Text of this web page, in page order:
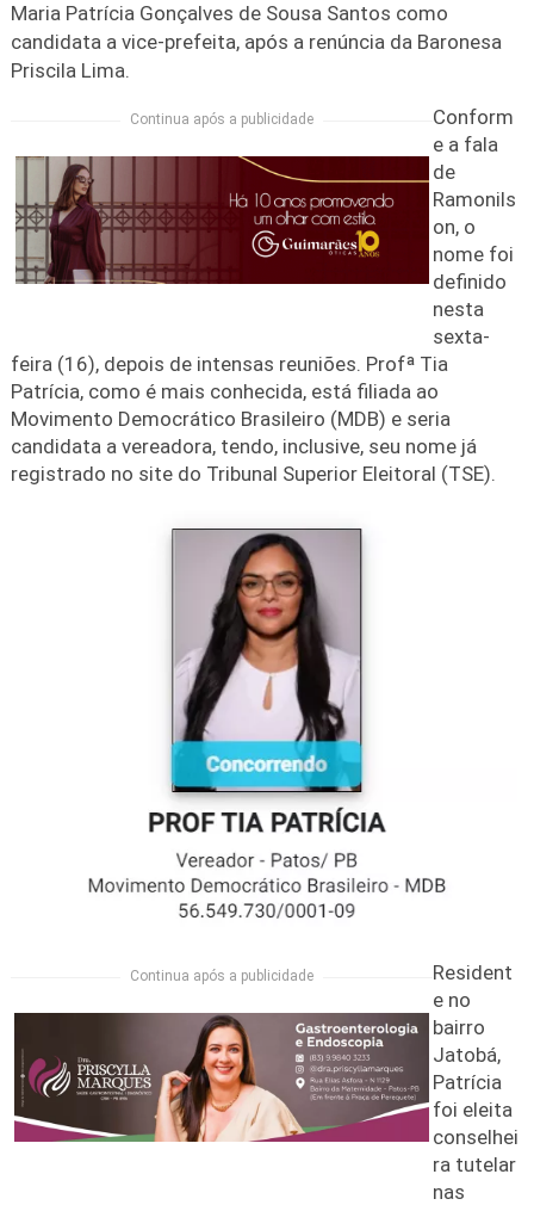
Maria Patrícia Gonçalves de Sousa Santos como
candidata a vice-prefeita, após a renúncia da Baronesa
Priscila Lima.
Continua após a publicidade
Conform
e a fala
de
Ramonils
on, o
nome foi
definido
nesta
sexta-
feira (16), depois de intensas reuniões. Profª Tia
Patrícia, como é mais conhecida, está filiada ao
Movimento Democrático Brasileiro (MDB) e seria
candidata a vereadora, tendo, inclusive, seu nome já
registrado no site do Tribunal Superior Eleitoral (TSE).
Continua após a publicidade
Resident
e no
bairro
Jatobá,
Patrícia
foi eleita
conselhei
ra tutelar
nas